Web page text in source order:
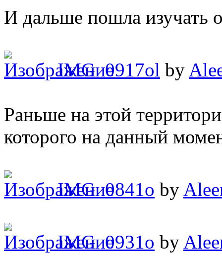
И дальше пошла изучать
IMG_0917ol by
Раньше на этой
которого на данный
IMG_0841o by
IMG_0931o by